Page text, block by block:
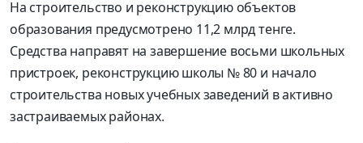
На строительство и реконструкцию объектов
образования предусмотрено 11,2 млрд тенге.
Средства направят на завершение восьми школьных
пристроек, реконструкцию школы № 80 и начало
строительства новых учебных заведений в активно
застраиваемых районах.